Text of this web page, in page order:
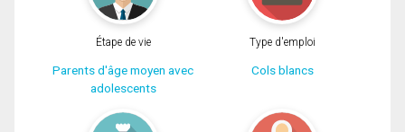
Étape de vie
Parents d'âge moyen avec
adolescents
Type d'emploi
Cols blancs